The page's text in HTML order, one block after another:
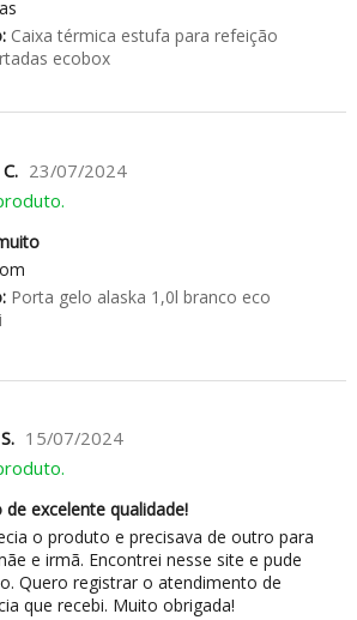
Caixa térmica estufa para refeição
ecobox
23/07/2024
Porta gelo alaska 1,0l branco eco
15/07/2024
de excelente qualidade!
o produto e precisava de outro para
e irmã. Encontrei nesse site e pude
Quero registrar o atendimento de
que recebi. Muito obrigada!